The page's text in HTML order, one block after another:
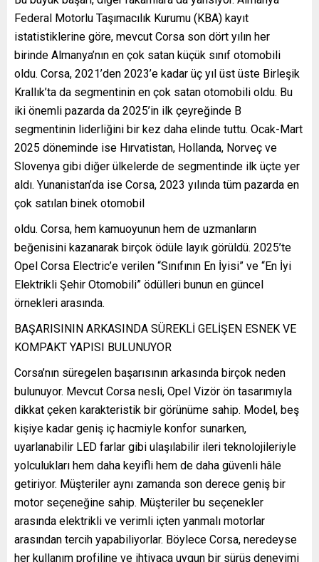
Federal Motorlu Taşımacılık Kurumu (KBA) kayıt
istatistiklerine göre, mevcut Corsa son dört yılın her
birinde Almanya’nın en çok satan küçük sınıf otomobili
oldu. Corsa, 2021’den 2023’e kadar üç yıl üst üste Birleşik
Krallık’ta da segmentinin en çok satan otomobili oldu. Bu
iki önemli pazarda da 2025’in ilk çeyreğinde B
segmentinin liderliğini bir kez daha elinde tuttu. Ocak-Mart
2025 döneminde ise Hırvatistan, Hollanda, Norveç ve
Slovenya gibi diğer ülkelerde de segmentinde ilk üçte yer
aldı. Yunanistan’da ise Corsa, 2023 yılında tüm pazarda en
çok satılan binek otomobil
oldu. Corsa, hem kamuoyunun hem de uzmanların
beğenisini kazanarak birçok ödüle layık görüldü. 2025’te
Opel Corsa Electric’e verilen “Sınıfının En İyisi” ve “En İyi
Elektrikli Şehir Otomobili” ödülleri bunun en güncel
örnekleri arasında.
BAŞARISININ ARKASINDA SÜREKLİ GELİŞEN ESNEK VE
KOMPAKT YAPISI BULUNUYOR
Corsa’nın süregelen başarısının arkasında birçok neden
bulunuyor. Mevcut Corsa nesli, Opel Vizör ön tasarımıyla
dikkat çeken karakteristik bir görünüme sahip. Model, beş
kişiye kadar geniş iç hacmiyle konfor sunarken,
uyarlanabilir LED farlar gibi ulaşılabilir ileri teknolojileriyle
yolculukları hem daha keyifli hem de daha güvenli hâle
getiriyor. Müşteriler aynı zamanda son derece geniş bir
motor seçeneğine sahip. Müşteriler bu seçenekler
arasında elektrikli ve verimli içten yanmalı motorlar
arasından tercih yapabiliyorlar. Böylece Corsa, neredeyse
her kullanım profiline ve ihtiyaca uygun bir sürüş deneyimi